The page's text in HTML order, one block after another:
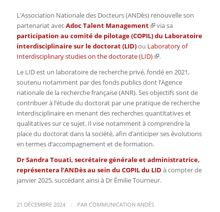
L’Association Nationale des Docteurs (ANDès) renouvelle son
partenariat avecAdoc Talent Management
via sa
participation au comité de pilotage (COPIL) du Laboratoire
interdisciplinaire sur le doctorat (LID)ou Laboratory of
Interdisciplinary studies on the doctorate (LID)
.
Le LID est un laboratoire de recherche privé, fondé en 2021,
soutenu notamment par des fonds publics dont l’Agence
nationale de la recherche française (ANR). Ses objectifs sont de
contribuer à l’étude du doctorat par une pratique de recherche
interdisciplinaire en menant des recherches quantitatives et
qualitatives sur ce sujet. Il vise notamment à comprendre la
place du doctorat dans la société, afin d’anticiper ses évolutions
en termes d’accompagnement et de formation.
Dr Sandra Touati, secrétaire générale et administratrice,
représentera l’ANDès au sein du COPIL du LID à compter de
janvier 2025, succédant ainsi à Dr Émilie Tourneur.
21 DÉCEMBRE 2024 / PAR COMMUNICATION ANDÈS